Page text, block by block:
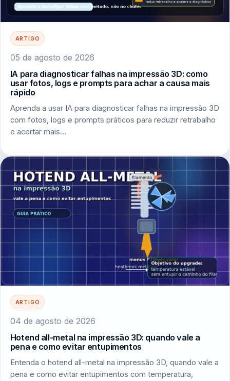
ARTIGO
05 de agosto de 2026
IA para diagnosticar falhas na impressão 3D: como
usar fotos, logs e prompts para achar a causa mais
rápido
Aprenda a usar IA para diagnosticar falhas na impressão 3D
com fotos, logs e prompts práticos para reduzir retrabalho
e acertar mais…
ARTIGO
04 de agosto de 2026
Hotend all-metal na impressão 3D: quando vale a
pena e como evitar entupimentos
Entenda o hotend all-metal na impressão 3D, quando vale a
pena e como evitar entupimentos com temperatura,